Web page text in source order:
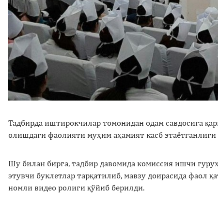
Тадбирда иштирокчилар томонидан одам савдосига
олишдаги фаолияти муҳим аҳамият касб
Шу билан бирга, тадбир давомида комиссия ишчи
этувчи буклетлар тарқатилиб, мавзу доирасида фаол
номли видео ролиги қўйиб берилди.